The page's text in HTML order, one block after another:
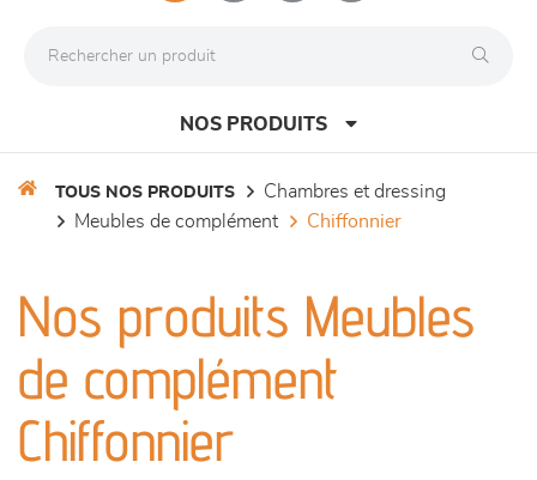
NOS PRODUITS
séjours
meubles de complément
chambres et dressing
TOUS NOS PRODUITS
chambres et dressing
meubles de complément
chiffonnier
Nos produits Meubles
de complément
Chiffonnier